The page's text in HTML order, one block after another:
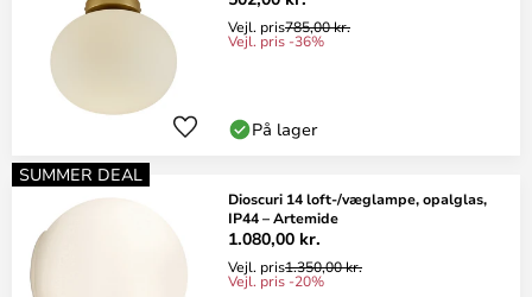
Vejl. pris785,00 kr.
Vejl. pris -36%
På lager
SUMMER DEAL
Dioscuri 14 loft-/væglampe, opalglas,
IP44 – Artemide
1.080,00 kr.
Vejl. pris1.350,00 kr.
Vejl. pris -20%